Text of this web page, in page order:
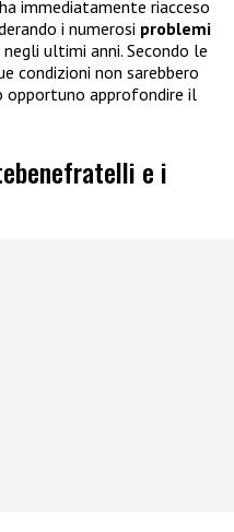
immediatamente riacceso
i numerosi problemi
ultimi anni. Secondo le
condizioni non sarebbero
opportuno approfondire il
e i